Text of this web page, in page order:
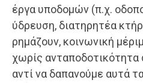
έργα υποδομών (π.χ.
ύδρευση, διατηρητέα
ρημάζουν, κοινωνική
χωρίς ανταποδοτικότητα
αντί να δαπανούμε αυτά